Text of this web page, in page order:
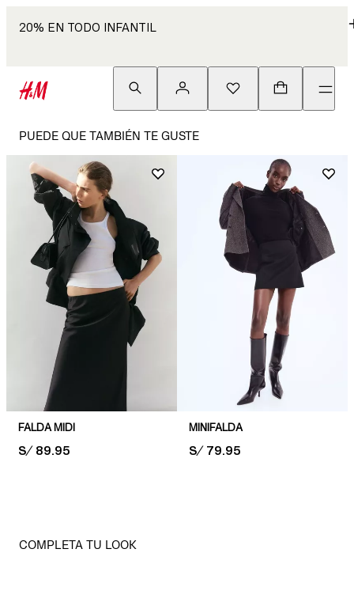
20% EN TODO INFANTIL
PUEDE QUE TAMBIÉN TE GUSTE
FALDA MIDI
PRICE:
S/ 89.95
MINIFALDA
PRICE:
S/ 79.95
COMPLETA TU LOOK